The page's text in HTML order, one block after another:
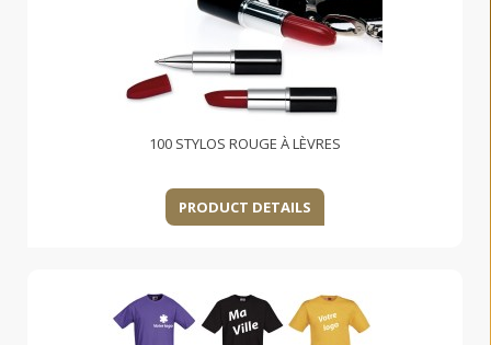
100 STYLOS ROUGE À LÈVRES
PRODUCT DETAILS